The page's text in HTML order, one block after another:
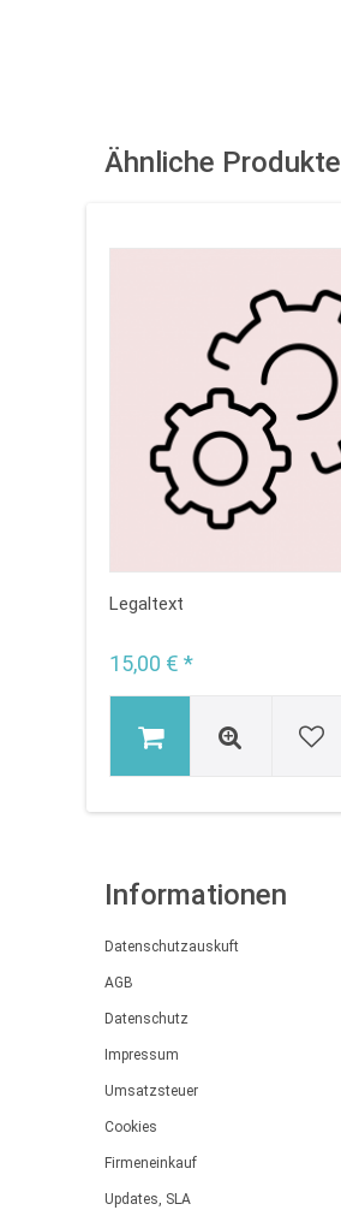
Ähnliche Produkte
Legaltext
15,00 € *
Informationen
Datenschutzauskuft
AGB
Datenschutz
Impressum
Umsatzsteuer
Cookies
Firmeneinkauf
Updates, SLA